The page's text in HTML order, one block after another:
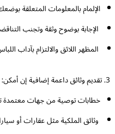
الإلمام بالمعلومات المتعلقة بوضعك
الإجابة بوضوح وثقة وتجنب التناقضات
المظهر اللائق والالتزام بآداب اللباس
خطابات توصية من جهات معتمدة
وثائق الملكية مثل عقارات أو سيارات